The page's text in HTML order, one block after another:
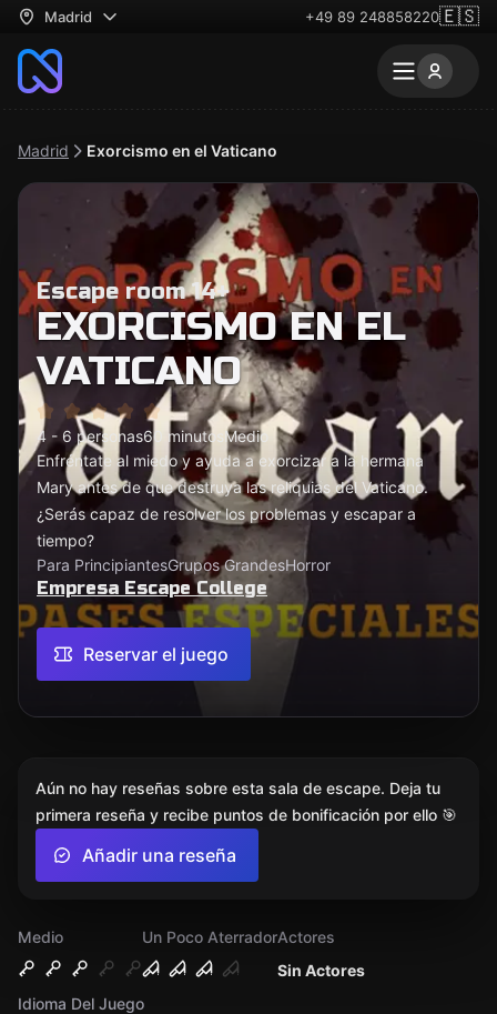
Madrid +49 89 248858220🇪🇸
Madrid Exorcismo en el Vaticano
Escape room 14+
EXORCISMO EN EL
VATICANO
4 - 6 personas60 minutos Medio
Enfréntate al miedo y ayuda a exorcizar a la hermana
Mary antes de que destruya las reliquias del Vaticano.
¿Serás capaz de resolver los problemas y escapar a
tiempo?
Para PrincipiantesGrupos GrandesHorror
Empresa Escape College
Reservar el juego
Medio
Un Poco Aterrador
Sin Actores
Actores
Idioma Del Juego
Aún no hay reseñas sobre esta sala de escape. Deja tu
primera reseña y recibe puntos de bonificación por ello 🎯
Añadir una reseña